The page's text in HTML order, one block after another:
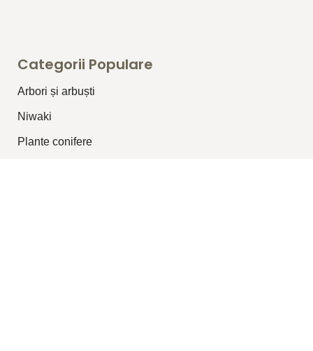
Categorii Populare
Arbori și arbuști
⁠Niwaki
Plante conifere